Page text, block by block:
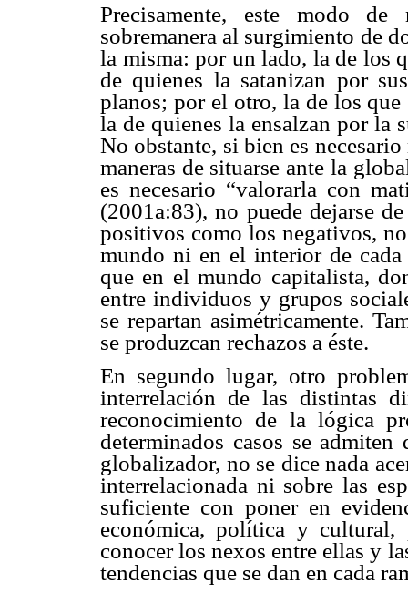
Precisamente, este modo
sobremanera al surgimiento de
la misma: por un lado, la de los
de quienes la satanizan por
planos; por el otro, la de los
la de quienes la ensalzan por la
No obstante, si bien es
maneras de situarse ante la
es necesario “valorarla con
(2001a:83), no puede dejarse
positivos como los negativos,
mundo ni en el interior de
que en el mundo capitalista,
entre individuos y grupos
se repartan asimétricamente.
se produzcan rechazos a éste.
En segundo lugar, otro
interrelación de las distintas
reconocimiento de la lógica
determinados casos se
globalizador, no se dice nada
interrelacionada ni sobre las
suficiente con poner en
económica, política y cultural,
conocer los nexos entre ellas y
tendencias que se dan en cada